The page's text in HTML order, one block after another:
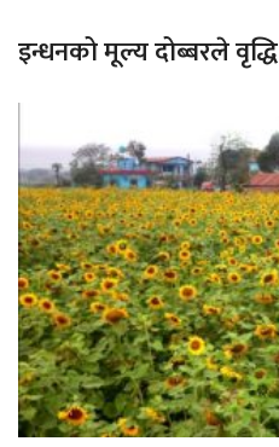
इन्धनको मूल्य दोब्बरले वृद्धि